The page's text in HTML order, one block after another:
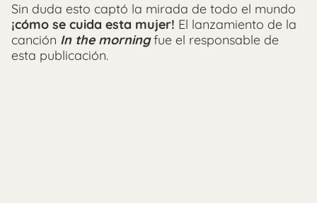
Sin duda esto captó la mirada de todo el mundo
¡cómo se cuida esta mujer! El lanzamiento de la
canción In the morningfue el responsable de
esta publicación.